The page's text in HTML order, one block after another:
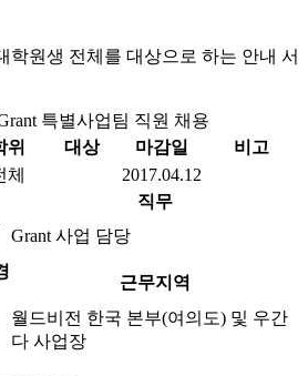
학원생 전체를 대상으로 하는 안내 서
특별사업팀 직원 채용
위 대상 마감일
비고
체
2017.04.12
직무
Grant 사업 담당
근무지역
월드비전 한국 본부(여의도) 및 우간
다 사업장